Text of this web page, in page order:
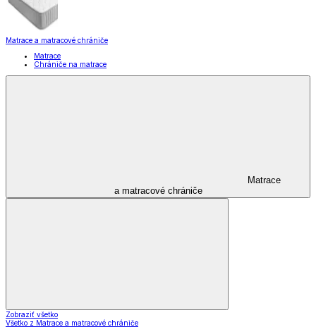
Matrace a matracové chrániče
Matrace
Chrániče na matrace
Matrace
a matracové chrániče
Zobraziť všetko
Všetko z Matrace a matracové chrániče